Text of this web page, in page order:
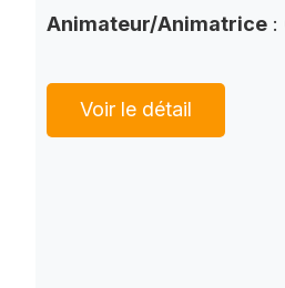
Animateur/Animatrice :
Voir le détail